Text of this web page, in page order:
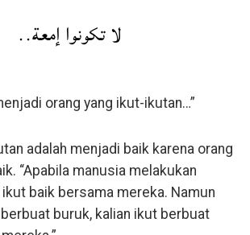
لا تكونوا إمعة..
orang yang ikut-ikutan…”
adalah menjadi baik karena orang
“Apabila manusia melakukan
ikut baik bersama mereka. Namun
buruk, kalian ikut berbuat